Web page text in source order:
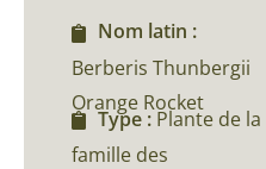
Nom latin :
Berberis Thunbergii
Orange Rocket
Type :Plante de la
famille des